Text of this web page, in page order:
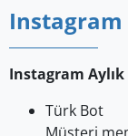
Instagram
Instagram Aylık
Türk Bot